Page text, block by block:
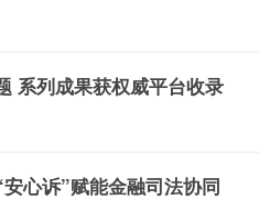
系列成果获权威平台收录
心诉”赋能金融司法协同